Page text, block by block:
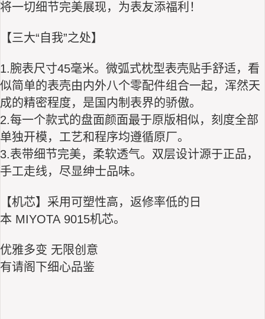
将一切细节完美展现，为表友添福利！
【三大“自我”之处】
1.腕表尺寸45毫米。微弧式枕型表壳贴手舒适，看
似简单的表壳由内外八个零配件组合一起，浑然天
成的精密程度，是国内制表界的骄傲。
2.每一个款式的盘面颜面最于原版相似，刻度全部
单独开模，工艺和程序均遵循原厂。
3.表带细节完美，柔软透气。双层设计源于正品，
手工走线，尽显绅士品味。
【机芯】采用可塑性高，返修率低的日
本 MIYOTA 9015机芯。
优雅多变 无限创意
有请阁下细心品鉴